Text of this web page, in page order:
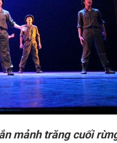
mảnh trăng cuối